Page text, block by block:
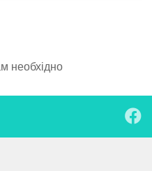
необхідно